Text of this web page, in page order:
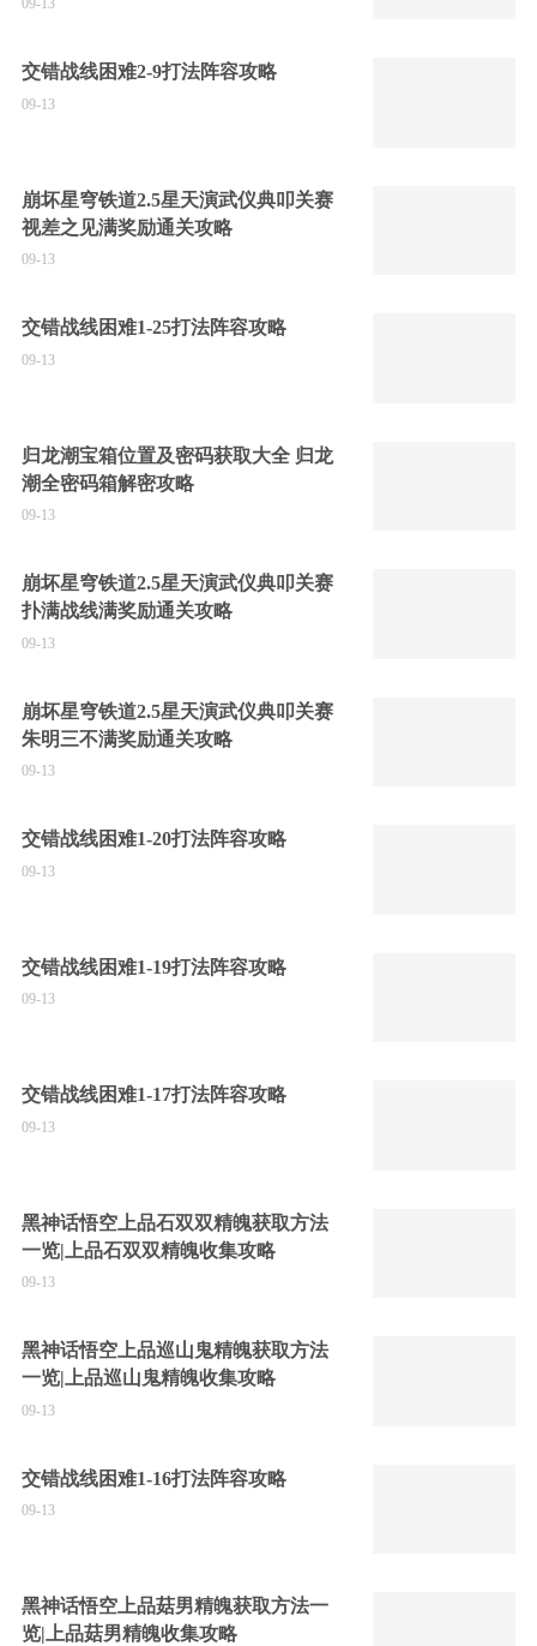
09-13
交错战线困难2-9打法阵容攻略
09-13
崩坏星穹铁道2.5星天演武仪典叩关赛
视差之见满奖励通关攻略
09-13
交错战线困难1-25打法阵容攻略
09-13
归龙潮宝箱位置及密码获取大全 归龙
潮全密码箱解密攻略
09-13
崩坏星穹铁道2.5星天演武仪典叩关赛
扑满战线满奖励通关攻略
09-13
崩坏星穹铁道2.5星天演武仪典叩关赛
朱明三不满奖励通关攻略
09-13
交错战线困难1-20打法阵容攻略
09-13
交错战线困难1-19打法阵容攻略
09-13
交错战线困难1-17打法阵容攻略
09-13
黑神话悟空上品石双双精魄获取方法
一览|上品石双双精魄收集攻略
09-13
黑神话悟空上品巡山鬼精魄获取方法
一览|上品巡山鬼精魄收集攻略
09-13
交错战线困难1-16打法阵容攻略
09-13
黑神话悟空上品菇男精魄获取方法一
览|上品菇男精魄收集攻略